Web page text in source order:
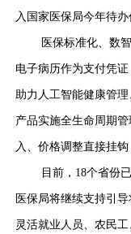
入国家医保局今年待办
医保标准化、数
电子病历作为支付凭
助力人工智能健康管
产品实施全生命周期
入、价格调整直接挂
目前， 18个省份
医保局将继续支持引
灵活就业人员、农民